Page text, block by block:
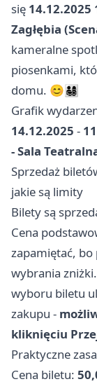
się 14.12.2025
Zagłębia
kameralne
piosenkami,
domu. 😊👨‍👩‍👧‍👦
Grafik
14.12.2025 -
- Sala
Sprzedaż
jakie są limity
Bilety są
Cena
zapamiętać, bo
wybrania
wyboru biletu
zakupu -
kliknięciu
Praktyczne
Cena biletu: